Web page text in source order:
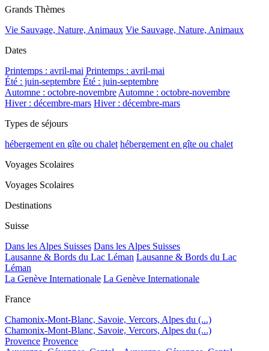
Grands Thèmes
Vie Sauvage, Nature, Animaux Vie Sauvage, Nature, Animaux
Dates
Printemps : avril-mai Printemps : avril-mai
Été : juin-septembre Été : juin-septembre
Automne : octobre-novembre Automne : octobre-novembre
Hiver : décembre-mars Hiver : décembre-mars
Types de séjours
hébergement en gîte ou chalet hébergement en gîte ou chalet
Voyages Scolaires
Voyages Scolaires
Destinations
Suisse
Dans les Alpes Suisses Dans les Alpes Suisses
Lausanne & Bords du Lac Léman Lausanne & Bords du Lac
Léman
La Genève Internationale La Genève Internationale
France
Chamonix-Mont-Blanc, Savoie, Vercors, Alpes du (...)
Chamonix-Mont-Blanc, Savoie, Vercors, Alpes du (...)
Provence Provence